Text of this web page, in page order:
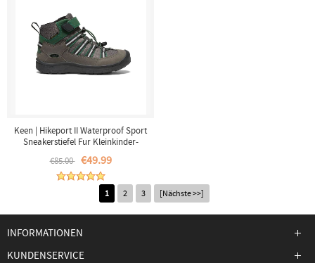
Keen | Hikeport II Waterproof Sport
Sneakerstiefel Fur Kleinkinder-
€85.00 €49.99
1 2 3 [Nächste >>]
INFORMATIONEN
KUNDENSERVICE